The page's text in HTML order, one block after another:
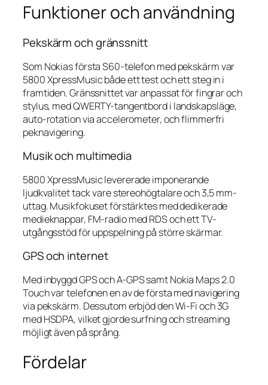
Funktioner och användning
Pekskärm och gränssnitt
Som Nokias första S60-telefon med pekskärm var
5800 XpressMusic både ett test och ett steg in i
framtiden. Gränssnittet var anpassat för fingrar och
stylus, med QWERTY-tangentbord i landskapsläge,
auto-rotation via accelerometer, och flimmerfri
peknavigering.
Musik och multimedia
5800 XpressMusic levererade imponerande
ljudkvalitet tack vare stereohögtalare och 3,5 mm-
uttag. Musikfokuset förstärktes med dedikerade
medieknappar, FM-radio med RDS och ett TV-
utgångsstöd för uppspelning på större skärmar.
GPS och internet
Med inbyggd GPS och A-GPS samt Nokia Maps 2.0
Touch var telefonen en av de första med navigering
via pekskärm. Dessutom erbjöd den Wi-Fi och 3G
med HSDPA, vilket gjorde surfning och streaming
möjligt även på språng.
Fördelar